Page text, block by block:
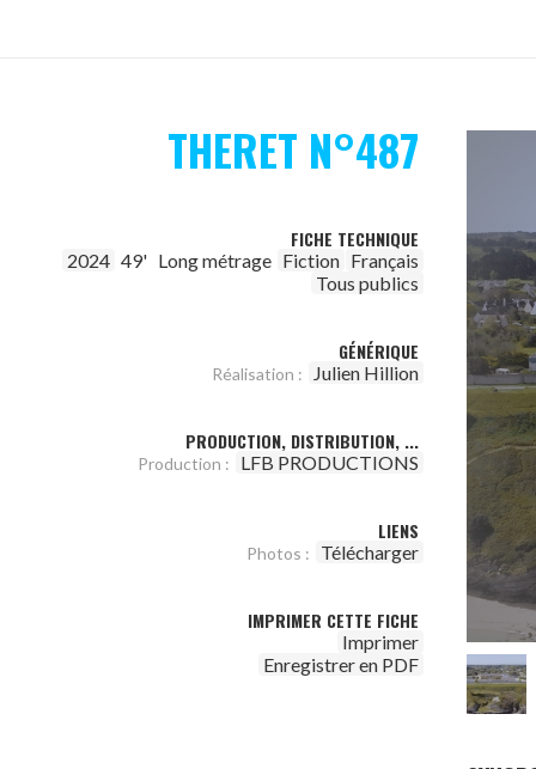
THERET N°487
FICHE TECHNIQUE
2024 49' Long métrage Fiction Français
Tous publics
GÉNÉRIQUE
Réalisation : Julien Hillion
PRODUCTION, DISTRIBUTION, ...
Production : LFB PRODUCTIONS
LIENS
Photos : Télécharger
IMPRIMER CETTE FICHE
Imprimer
Enregistrer en PDF